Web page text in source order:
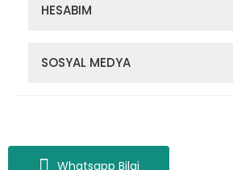
Whatsapp Bilgi
HESABIM
SOSYAL MEDYA